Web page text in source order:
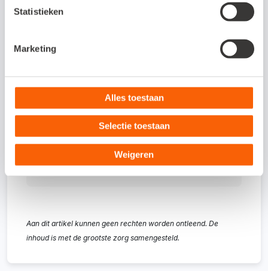
Statistieken
Marketing
Alles toestaan
Selectie toestaan
Weigeren
boekhouden?
Met Snelstart kies je zelf in hoeverre je je
factureren en optimaal inzicht in je cijfers
tot een geautomatiseerd debiteurenbeheer
en/of voorraadbeheer. Bekijk nu welk
pakket bij jouw bedrijf past.
Aan dit artikel kunnen geen rechten worden ontleend. De
inhoud is met de grootste zorg samengesteld.